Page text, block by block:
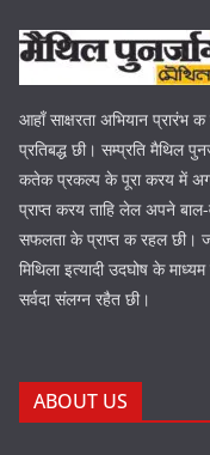
आहाँ साक्षरता अभियान प्रारंभ
प्रतिबद्ध छी। सम्प्रति मैथिल
कतेक प्रकल्प के पूरा करय में
प्राप्त करय ताहि लेल अपने
सफलता के प्राप्त क रहल छी।
मिथिला इत्यादी उदघोष के
सर्वदा संलग्न रहैत छी।
ABOUT US